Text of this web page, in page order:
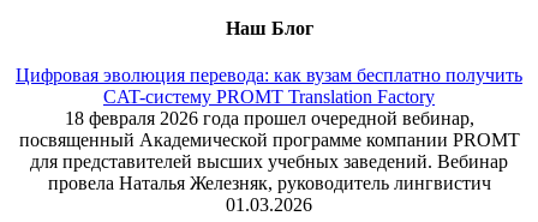
Наш Блог
Цифровая эволюция перевода: как вузам бесплатно получить
CAT-систему PROMT Translation Factory
18 февраля 2026 года прошел очередной вебинар,
посвященный Академической программе компании PROMT
для представителей высших учебных заведений. Вебинар
провела Наталья Железняк, руководитель лингвистич
01.03.2026